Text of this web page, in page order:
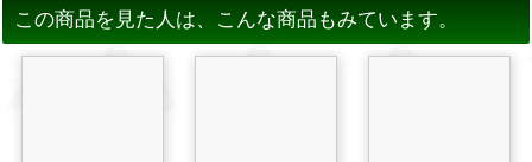
この商品を見た人は、こんな商品もみています。